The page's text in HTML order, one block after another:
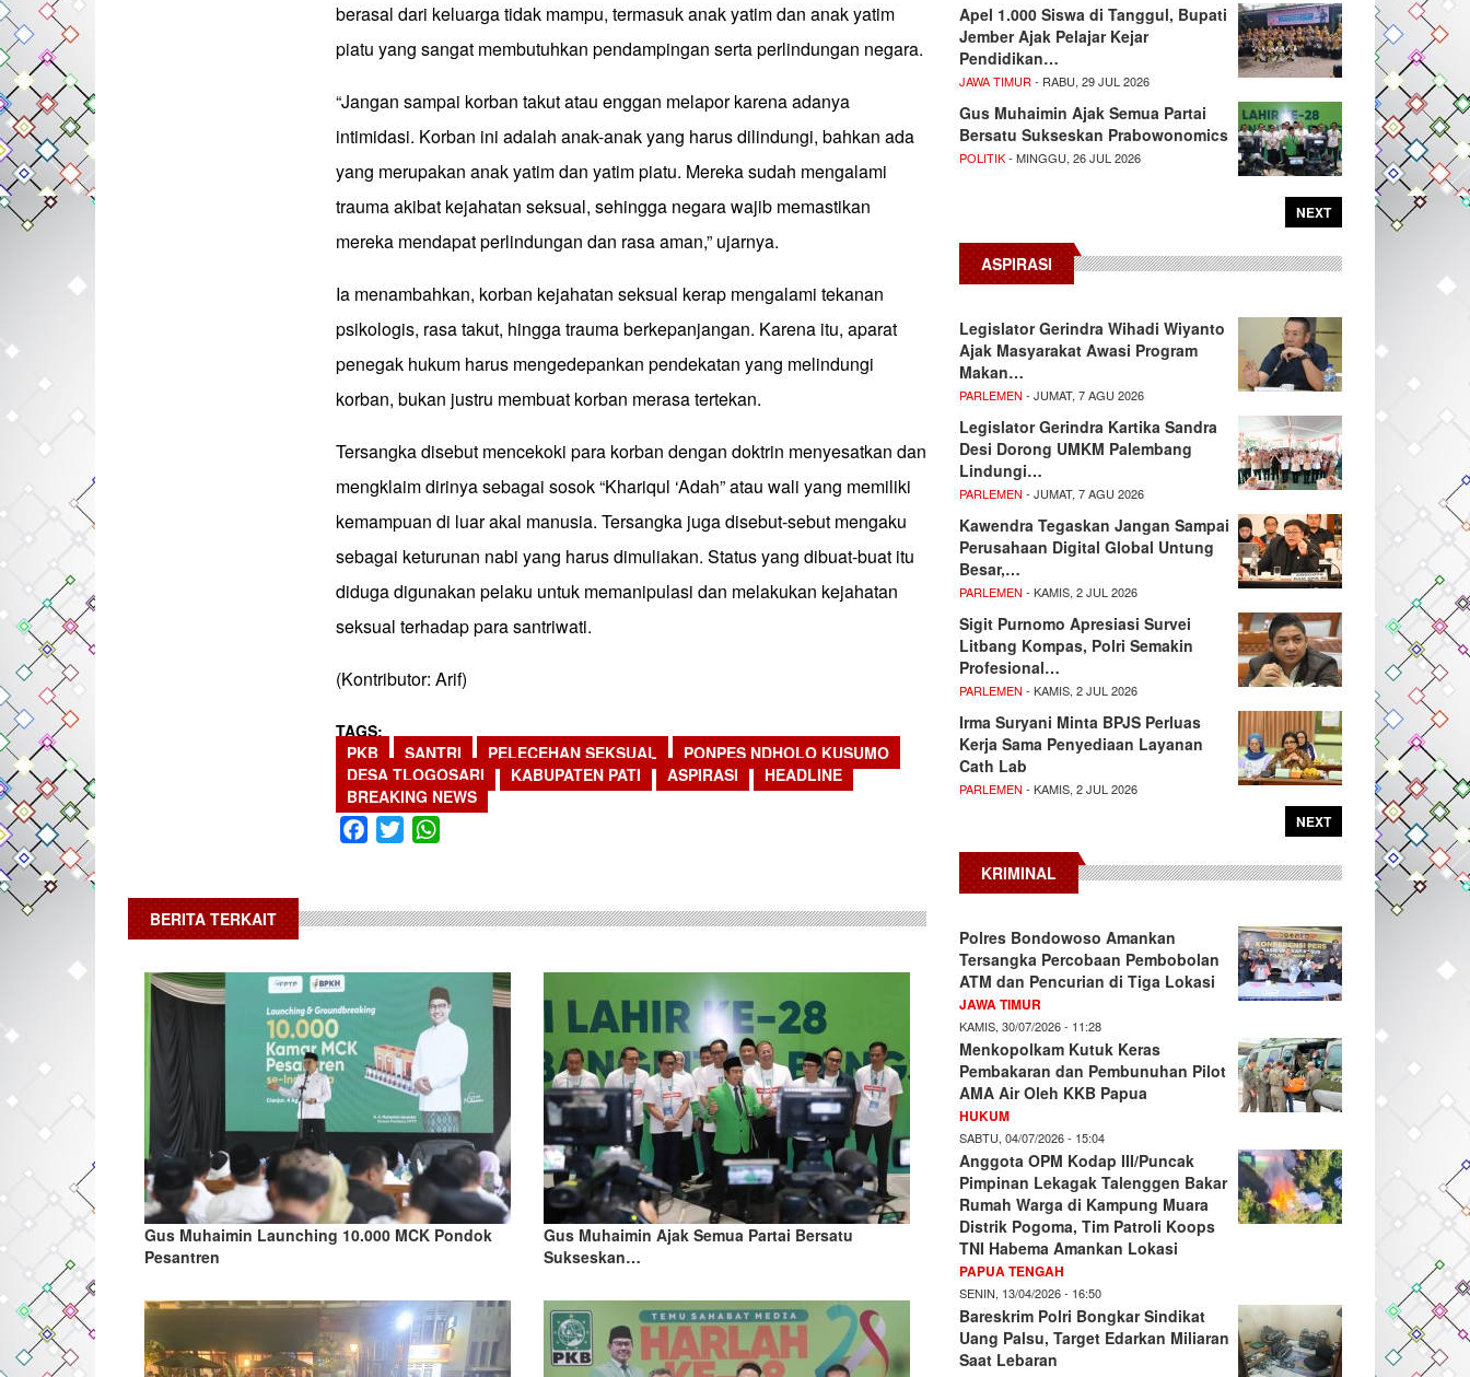
berasal dari keluarga tidak mampu, termasuk anak yatim dan anak yatim
piatu yang sangat membutuhkan pendampingan serta perlindungan negara.
“Jangan sampai korban takut atau enggan melapor karena adanya
intimidasi. Korban ini adalah anak-anak yang harus dilindungi, bahkan ada
yang merupakan anak yatim dan yatim piatu. Mereka sudah mengalami
trauma akibat kejahatan seksual, sehingga negara wajib memastikan
mereka mendapat perlindungan dan rasa aman,” ujarnya.
Ia menambahkan, korban kejahatan seksual kerap mengalami tekanan
psikologis, rasa takut, hingga trauma berkepanjangan. Karena itu, aparat
penegak hukum harus mengedepankan pendekatan yang melindungi
korban, bukan justru membuat korban merasa tertekan.
Tersangka disebut mencekoki para korban dengan doktrin menyesatkan dan
mengklaim dirinya sebagai sosok “Khariqul ‘Adah” atau wali yang memiliki
kemampuan di luar akal manusia. Tersangka juga disebut-sebut mengaku
sebagai keturunan nabi yang harus dimuliakan. Status yang dibuat-buat itu
diduga digunakan pelaku untuk memanipulasi dan melakukan kejahatan
seksual terhadap para santriwati.
(Kontributor: Arif)
TAGS
PKB
SANTRI PELECEHAN SEKSUAL
PONPES NDHOLO KUSUMO
DESA TLOGOSARI
KABUPATEN PATI ASPIRASI
HEADLINE
BREAKING NEWS
Facebook
Twitter
BERITA TERKAIT
Gus Muhaimin Launching 10.000 MCK Pondok
Pesantren
Gus Muhaimin Ajak Semua Partai Bersatu
Sukseskan…
Apel 1.000 Siswa di Tanggul, Bupati
Jember Ajak Pelajar Kejar
Pendidikan…
JAWA TIMUR - RABU, 29 JUL 2026
Gus Muhaimin Ajak Semua Partai
Bersatu Sukseskan Prabowonomics
POLITIK- MINGGU, 26 JUL 2026
NEXT
ASPIRASI
Legislator Gerindra Wihadi Wiyanto
Ajak Masyarakat Awasi Program
Makan…
PARLEMEN - JUMAT, 7 AGU 2026
Legislator Gerindra Kartika Sandra
Desi Dorong UMKM Palembang
Lindungi…
PARLEMEN - JUMAT, 7 AGU 2026
Kawendra Tegaskan Jangan Sampai
Perusahaan Digital Global Untung
Besar,…
PARLEMEN - KAMIS, 2 JUL 2026
Sigit Purnomo Apresiasi Survei
Litbang Kompas, Polri Semakin
Profesional…
PARLEMEN - KAMIS, 2 JUL 2026
Irma Suryani Minta BPJS Perluas
Kerja Sama Penyediaan Layanan
Cath Lab
PARLEMEN - KAMIS, 2 JUL 2026
NEXT
KRIMINAL
Polres Bondowoso Amankan
Tersangka Percobaan Pembobolan
ATM dan Pencurian di Tiga Lokasi
JAWA TIMUR
KAMIS, 30/07/2026 - 11:28
Menkopolkam Kutuk Keras
Pembakaran dan Pembunuhan Pilot
AMA Air Oleh KKB Papua
HUKUM
SABTU, 04/07/2026 - 15:04
Anggota OPM Kodap III/Puncak
Pimpinan Lekagak Talenggen Bakar
Rumah Warga di Kampung Muara
Distrik Pogoma, Tim Patroli Koops
TNI Habema Amankan Lokasi
PAPUA TENGAH
SENIN, 13/04/2026 - 16:50
Bareskrim Polri Bongkar Sindikat
Uang Palsu, Target Edarkan Miliaran
Saat Lebaran